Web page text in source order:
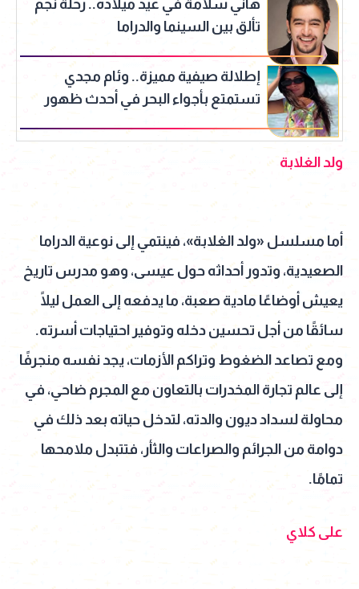
هاني سلامة في عيد ميلاده.. رحلة نجم
تألق بين السينما والدراما
إطلالة صيفية مميزة.. وئام مجدي
تستمتع بأجواء البحر في أحدث ظهور
ولد الغلابة
أما مسلسل «ولد الغلابة»، فينتمي إلى نوعية الدراما
الصعيدية، وتدور أحداثه حول عيسى، وهو مدرس تاريخ
يعيش أوضاعًا مادية صعبة، ما يدفعه إلى العمل ليلًا
سائقًا من أجل تحسين دخله وتوفير احتياجات أسرته.
ومع تصاعد الضغوط وتراكم الأزمات، يجد نفسه منجرفًا
إلى عالم تجارة المخدرات بالتعاون مع المجرم ضاحي، في
محاولة لسداد ديون والدته، لتدخل حياته بعد ذلك في
دوامة من الجرائم والصراعات والثأر، فتتبدل ملامحها
تمامًا.
على كلاي